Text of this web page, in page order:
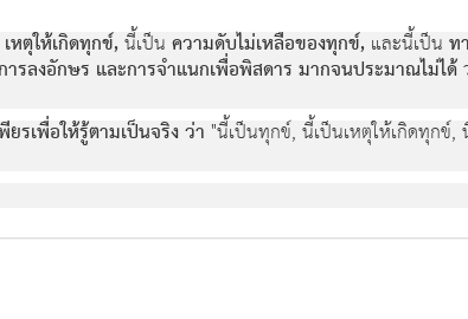
เหตุใหเกิดทุกข,นี้เปนความดับไมเหลือของทุกข, และนี้เปนท
ลงอักษร และการจําแนกเพื่อพิสดาร มากจนประมาณไมได
เพื่อใหรูตามเปนจริง วา "นี้เปนทุกข, นี้เปนเหตุใหเกิดทุกข